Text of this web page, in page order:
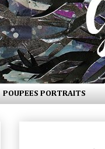
POUPEES PORTRAITS